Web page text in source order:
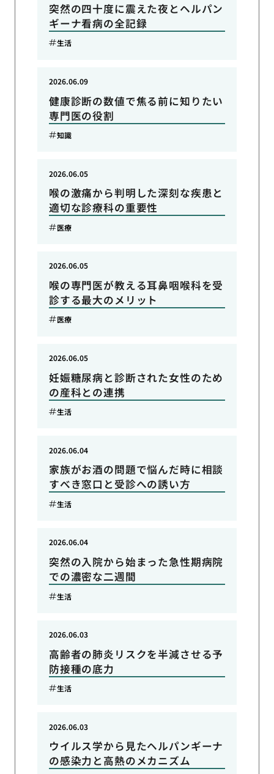
突然の四十度に震えた夜とヘルパン
ギーナ看病の全記録
生活
健康診断の数値で焦る前に知りたい
専門医の役割
2026.06.09
知識
喉の激痛から判明した深刻な疾患と
適切な診療科の重要性
2026.06.05
医療
喉の専門医が教える耳鼻咽喉科を受
診する最大のメリット
2026.06.05
医療
妊娠糖尿病と診断された女性のため
の産科との連携
2026.06.05
生活
家族がお酒の問題で悩んだ時に相談
すべき窓口と受診への誘い方
2026.06.04
生活
突然の入院から始まった急性期病院
での濃密な二週間
2026.06.04
生活
高齢者の肺炎リスクを半減させる予
防接種の底力
2026.06.03
生活
ウイルス学から見たヘルパンギーナ
の感染力と高熱のメカニズム
2026.06.03